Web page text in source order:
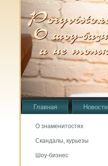
Главная Новости
О знаменитостях
Скандалы, курьезы
Шоу-бизнес